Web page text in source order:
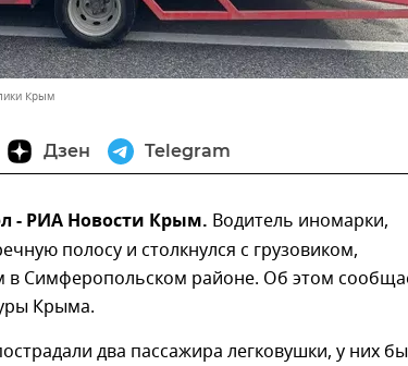
Крым
Дзен Telegram
- РИА Новости Крым. Водитель иномарки,
полосу и столкнулся с грузовиком,
в Симферопольском районе. Об этом
Крыма.
два пассажира легковушки, у них